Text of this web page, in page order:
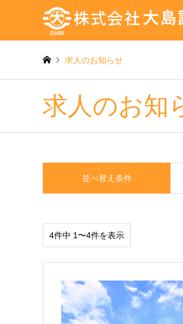
求人のお知らせ
求人のお知
並べ替え条件
4件中 1〜4件を表示